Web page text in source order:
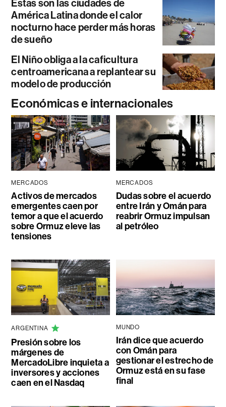
Estas son las ciudades de
América Latina donde el calor
nocturno hace perder más horas
de sueño
El Niño obliga a la caficultura
centroamericana a replantear su
modelo de producción
Económicas e internacionales
MERCADOS
Activos de mercados
emergentes caen por
temor a que el acuerdo
sobre Ormuz eleve las
tensiones
MERCADOS
Dudas sobre el acuerdo
entre Irán y Omán para
reabrir Ormuz impulsan
al petróleo
ARGENTINA
Presión sobre los
márgenes de
MercadoLibre inquieta a
inversores y acciones
caen en el Nasdaq
MUNDO
Irán dice que acuerdo
con Omán para
gestionar el estrecho de
Ormuz está en su fase
final